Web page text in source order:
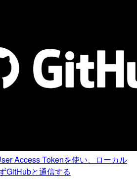
Access Tokenを使い、ローカル
GitHubと通信する